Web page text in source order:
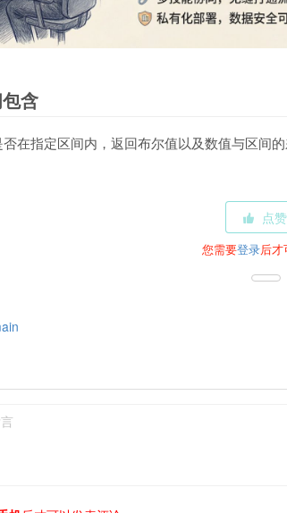
含
在指定区间内，返回布尔值以及数值与区间
点赞
您需要登录后才